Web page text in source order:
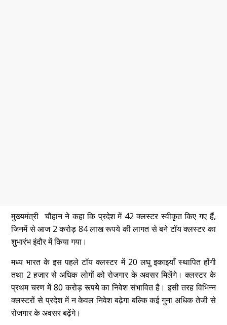
मुख्यमंत्री चौहान ने कहा कि प्रदेश में 42 क्लस्टर स्वीकृत किए गए हैं,
जिनमें से आज 2 करोड़ 84 लाख रूपये की लागत से बने टॉय क्लस्टर का
शुभारंभ इंदौर में किया गया।
मध्य भारत के इस पहले टॉय क्लस्टर में 20 लघु इकाइयाँ स्थापित होंगी
तथा 2 हजार से अधिक लोगों को रोजगार के अवसर मिलेंगे। क्लस्टर के
प्रथम चरण में 80 करोड़ रूपये का निवेश संभावित है। इसी तरह विभिन्न
क्लस्टरों से प्रदेश में न केवल निवेश बढ़ेगा बल्कि कई गुना अधिक तेजी से
रोजगार के अवसर बढ़ेंगे।